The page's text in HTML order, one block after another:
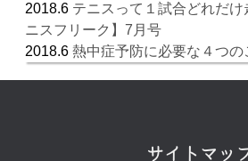
2018.6 テニスって１試合どれだ
ニスフリーク】7月号
2018.6 熱中症予防に必要な４つの
サイトマッ